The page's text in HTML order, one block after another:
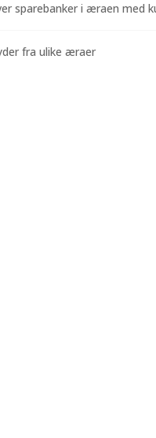
fra ulike æraer